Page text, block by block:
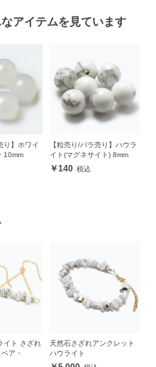
アイテムを見ています
り】ホワイ
10mm
【粒売り/バラ売り】ハウラ
イト(マグネサイト) 8mm
140
イト さざれ
ア・
天然石さざれアンクレット
ハウライト